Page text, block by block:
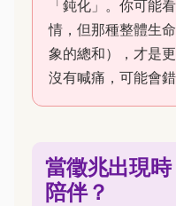
「鈍化」。你可能
情，但那種整體生
象的總和），才是
沒有喊痛，可能會
當徵兆出現
陪伴？